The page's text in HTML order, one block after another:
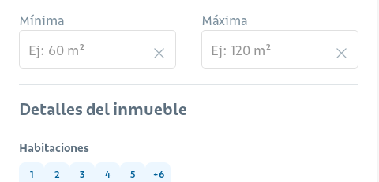
Mínima Máxima
Detalles del inmueble
Habitaciones
1 2 3 4 5 +6